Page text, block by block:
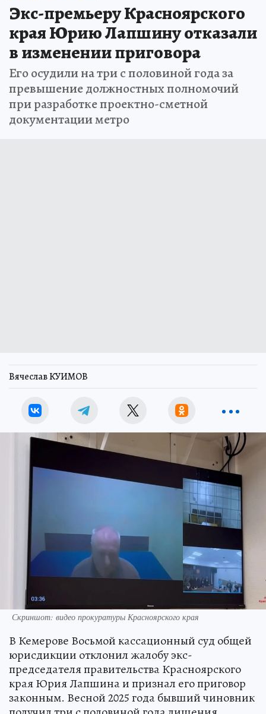
Экс-премьеру Красноярского
края Юрию Лапшину отказали
в изменении приговора
Его осудили на три с половиной года за
превышение должностных полномочий
при разработке проектно-сметной
документации метро
Вячеслав КУИМОВ
Скриншот: видео прокуратуры Красноярского края
В Кемерове Восьмой кассационный суд общей
юрисдикции отклонил жалобу экс-
председателя правительства Красноярского
края Юрия Лапшина и признал его приговор
законным. Весной 2025 года бывший чиновник